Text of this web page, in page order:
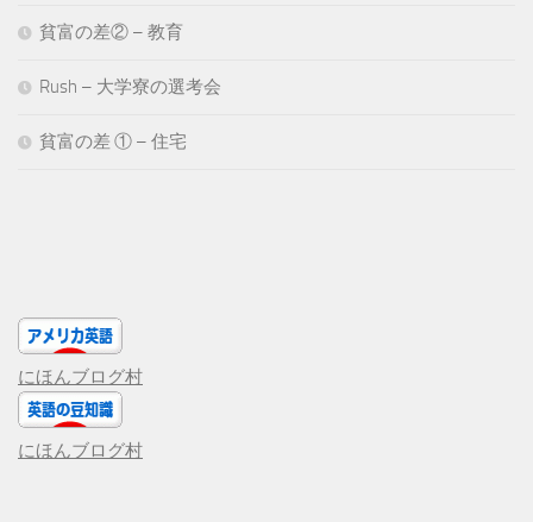
貧富の差② – 教育
Rush – 大学寮の選考会
貧富の差 ① – 住宅
にほんブログ村
にほんブログ村